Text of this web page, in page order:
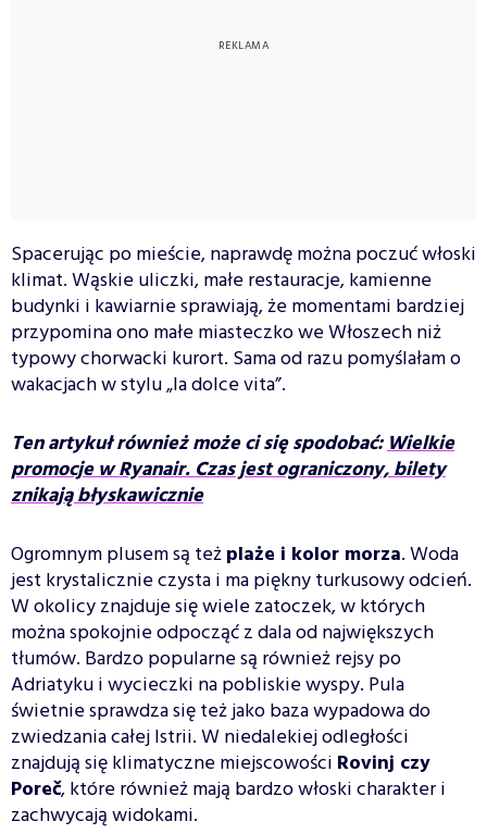
Spacerując po mieście, naprawdę można poczuć włoski
klimat. Wąskie uliczki, małe restauracje, kamienne
budynki i kawiarnie sprawiają, że momentami bardziej
przypomina ono małe miasteczko we Włoszech niż
typowy chorwacki kurort. Sama od razu pomyślałam o
wakacjach w stylu „la dolce vita”.
Ten artykuł również może ci się spodobać:Wielkie
promocje w Ryanair. Czas jest ograniczony, bilety
znikają błyskawicznie
Ogromnym plusem są teżplaże i kolor morza. Woda
jest krystalicznie czysta i ma piękny turkusowy odcień.
W okolicy znajduje się wiele zatoczek, w których
można spokojnie odpocząć z dala od największych
tłumów. Bardzo popularne są również rejsy po
Adriatyku i wycieczki na pobliskie wyspy. Pula
świetnie sprawdza się też jako baza wypadowa do
zwiedzania całej Istrii. W niedalekiej odległości
znajdują się klimatyczne miejscowości Rovinj czy
Poreč, które również mają bardzo włoski charakter i
zachwycają widokami.